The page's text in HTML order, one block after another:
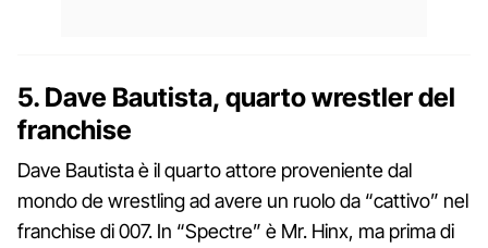
5. Dave Bautista, quarto wrestler del
franchise
Dave Bautista è il quarto attore proveniente dal
mondo de wrestling ad avere un ruolo da “cattivo” nel
franchise di 007. In “Spectre” è Mr. Hinx, ma prima di